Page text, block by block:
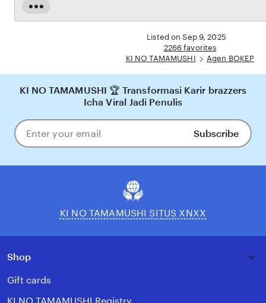
Read
the
transaksi dijamin aman, sementara update hasil dan informasi permainan selalu tersedia
pecinta BOKEP online di Indonesia.Listed on Sep 9, 2025
2266 favorites
KI NO TAMAMUSHI
Agen BOKEP
KI NO TAMAMUSHI 🏆 Transformasi Karir brazzers
Icha Viral Jadi Penulis
Enter
your
Subscribe
KI NO TAMAMUSHI SITUS XNXX
Shop
Gift cards